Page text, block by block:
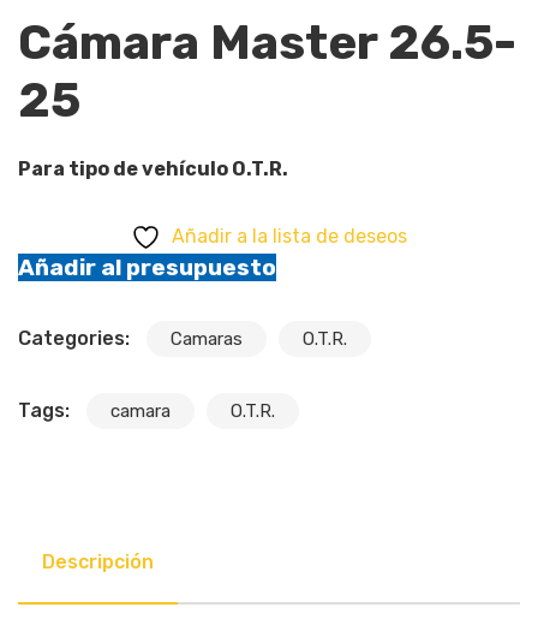
Cámara Master 26.5-
25
Para tipo de vehículo O.T.R.
Añadir a la lista de deseos
Añadir al presupuesto
Categories: Camaras O.T.R.
Tags: camara O.T.R.
Descripción